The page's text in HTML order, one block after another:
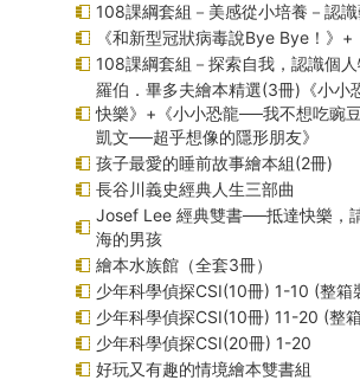
108課綱套組－美感從小培養－認
《和新型冠狀病毒說Bye Bye！》
108課綱套組－探索自我，認識個
羅伯．畢多夫繪本精選(3冊)《小小
快樂》+《小小恐龍──我不想吃豌
凱文──超乎想像的隱形朋友》
孩子最愛的睡前故事繪本組(2冊)
長谷川義史經典人生三部曲
Josef Lee 經典雙書──抵達快樂，
海的男孩
繪本水族館（全套3冊）
少年科學偵探CSI(10冊) 1-10 (整箱
少年科學偵探CSI(10冊) 11-20 (整
少年科學偵探CSI(20冊) 1-20
好玩又有趣的情境繪本雙書組